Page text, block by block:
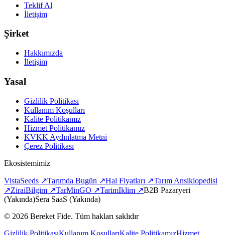
Teklif Al
İletişim
Şirket
Hakkımızda
İletişim
Yasal
Gizlilik Politikası
Kullanım Koşulları
Kalite Politikamız
Hizmet Politikamız
KVKK Aydınlatma Metni
Çerez Politikası
Ekosistemimiz
VistaSeeds ↗Tarımda Bugün ↗Hal Fiyatları ↗Tarım Ansiklopedisi
↗ZiraiBilgim ↗TarMinGO ↗TarimIklim ↗B2B Pazaryeri
(Yakında)Sera SaaS (Yakında)
© 2026 Bereket Fide. Tüm hakları saklıdır
Gizlilik PolitikasıKullanım KoşullarıKalite PolitikamızHizmet